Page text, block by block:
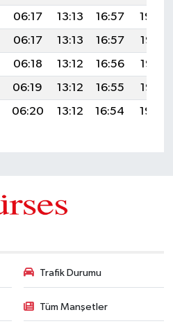
06:17 13:13 16:57
19:59
06:17 13:13 16:57
19:58
06:18 13:12 16:56
19:56
06:19 13:12 16:55
19:55
06:20 13:12 16:54 19:54
Trafik Durumu
Tüm Manşetler